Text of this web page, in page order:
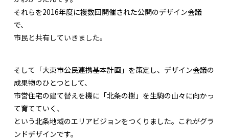
それらを2016年度に複数回開催された公開のデザイン会議
で、
市民と共有していきました。
そして「大東市公民連携基本計画」を策定し、デザイン会議の
成果物のひとつとして、
市営住宅の建て替えを機に「北条の樹」を生駒の山々に向かっ
て育てていく、
という北条地域のエリアビジョンをつくりました。これがグラ
ンドデザインです。